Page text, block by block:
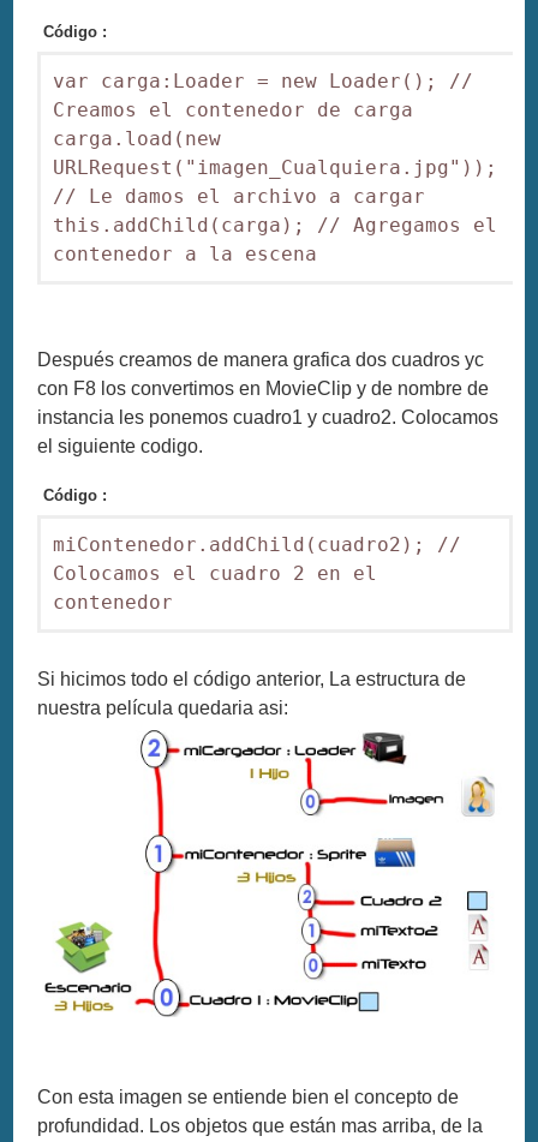
Código :
var carga:Loader = new Loader(); //
Creamos el contenedor de carga
carga.load(new
URLRequest("imagen_Cualquiera.jpg"));
// Le damos el archivo a cargar
this.addChild(carga); // Agregamos el
Después creamos de manera grafica dos cuadros yc
con F8 los convertimos en MovieClip y de nombre de
instancia les ponemos cuadro1 y cuadro2. Colocamos
el siguiente codigo.
Código :
miContenedor.addChild(cuadro2); //
Colocamos el cuadro 2 en el
contenedor
Si hicimos todo el código anterior, La estructura de
nuestra película quedaria asi:
Con esta imagen se entiende bien el concepto de
profundidad. Los objetos que están mas arriba, de la